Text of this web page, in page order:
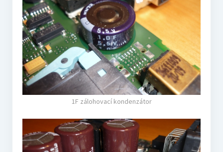
1F zálohovací kondenzátor